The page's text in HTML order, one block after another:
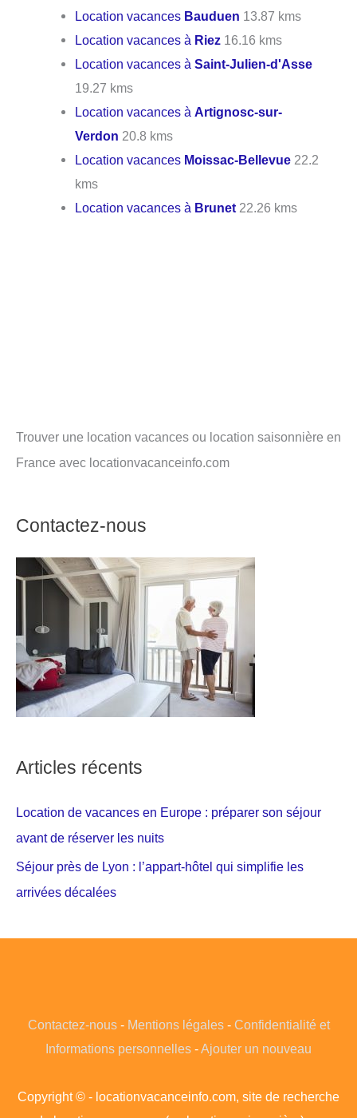
Location vacances Bauduen 13.87 kms
Location vacances à Riez 16.16 kms
Location vacances àSaint-Julien-d'Asse
19.27 kms
Location vacances àArtignosc-sur-
Verdon 20.8 kms
Location vacances Moissac-Bellevue 22.2
kms
Location vacances à Brunet 22.26 kms
Trouver une location vacances ou location saisonnière en
France avec locationvacanceinfo.com
Contactez-nous
Articles récents
Location de vacances en Europe : préparer son séjour
avant de réserver les nuits
Séjour près de Lyon : l’appart-hôtel qui simplifie les
arrivées décalées
Contactez-nous- Mentions légales- Confidentialité et
Informations personnelles -Ajouter un nouveau
Copyright © - locationvacanceinfo.com, site de recherche